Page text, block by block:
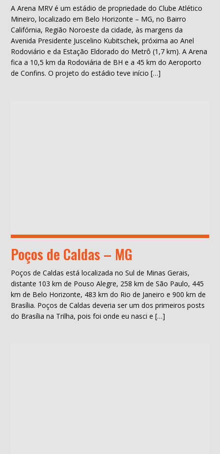
A Arena MRV é um estádio de propriedade do Clube Atlético
Mineiro, localizado em Belo Horizonte – MG, no Bairro
Califórnia, Região Noroeste da cidade, às margens da
Avenida Presidente Juscelino Kubitschek, próxima ao Anel
Rodoviário e da Estação Eldorado do Metrô (1,7 km). A Arena
fica a 10,5 km da Rodoviária de BH e a 45 km do Aeroporto
de Confins. O projeto do estádio teve início […]
Poços de Caldas – MG
Poços de Caldas está localizada no Sul de Minas Gerais,
distante 103 km de Pouso Alegre, 258 km de São Paulo, 445
km de Belo Horizonte, 483 km do Rio de Janeiro e 900 km de
Brasília. Poços de Caldas deveria ser um dos primeiros posts
do Brasília na Trilha, pois foi onde eu nasci e […]